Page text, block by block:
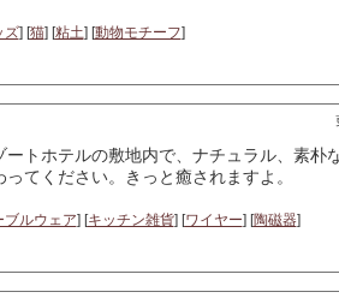
ズ] [猫] [粘土] [動物モチーフ]
ートホテルの敷地内で、ナチュラル、素朴
てください。きっと癒されますよ。
ルウェア] [キッチン雑貨] [ワイヤー] [陶磁器]